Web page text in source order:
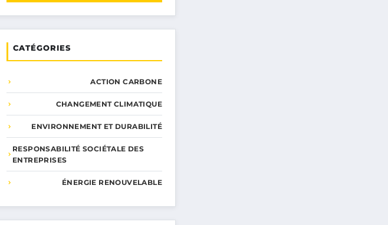
CATÉGORIES
ACTION CARBONE
CHANGEMENT CLIMATIQUE
ENVIRONNEMENT ET DURABILITÉ
RESPONSABILITÉ SOCIÉTALE DES
ENTREPRISES
ÉNERGIE RENOUVELABLE